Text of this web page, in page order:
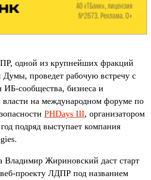
одной из крупнейших фракций
Думы, проведет рабочую встречу с
ИБ-сообщества, бизнеса и
власти на международном форуме по
PHDays III, организатором
подряд выступает компания
Владимир Жириновский даст старт
проекту ЛДПР под названием